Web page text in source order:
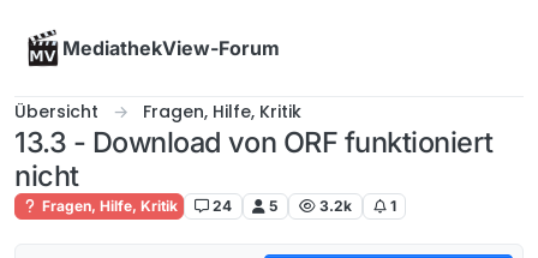
MediathekView-Forum
Übersicht Fragen, Hilfe, Kritik
13.3 - Download von ORF funktioniert
nicht
Fragen, Hilfe, Kritik 24 5 3.2k 1